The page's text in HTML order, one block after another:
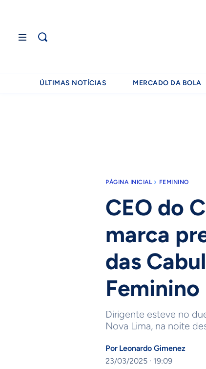
ÚLTIMAS NOTÍCIAS MERCADO DA BOLA
PÁGINA INICIAL FEMININO
CEO do
marca
das
Feminino
Dirigente esteve no
Nova Lima, na noite
Por Leonardo Gimenez
23/03/2025 · 19:09